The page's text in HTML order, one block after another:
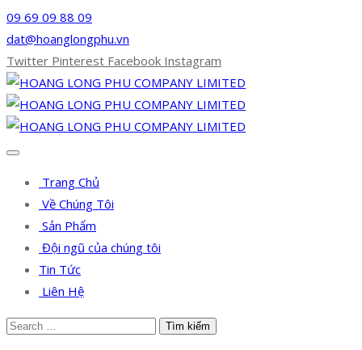
09 69 09 88 09
dat@hoanglongphu.vn
Twitter Pinterest Facebook Instagram
Trang Chủ
Về Chúng Tôi
Sản Phẩm
Đội ngũ của chúng tôi
Tin Tức
Liên Hệ